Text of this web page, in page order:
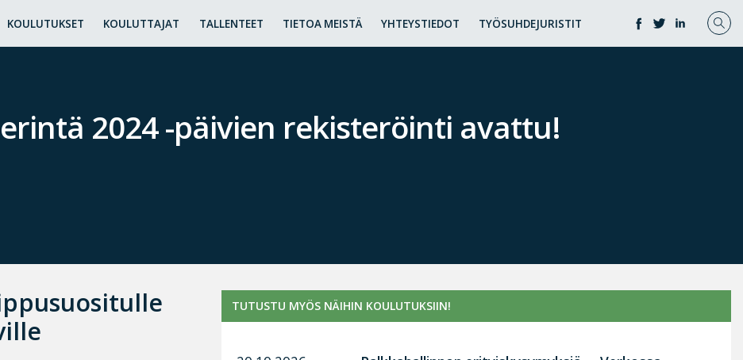
KOULUTUKSET KOULUTTAJAT TALLENTEET TIETOA MEISTÄ YHTEYSTIEDOT TYÖSUHDEJURISTIT
2024 -päivien rekisteröinti avattu!
TUTUSTU MYÖS NÄIHIN KOULUTUKSIIN!